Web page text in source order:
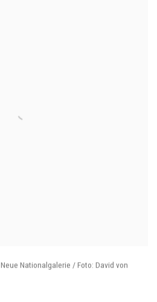
Neue Nationalgalerie / Foto: David von